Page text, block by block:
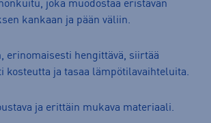
joka muodostaa eristävän
kankaan ja pään väliin.
erinomaisesti hengittävä, siirtää
kosteutta ja tasaa lämpötilavaihteluita.
ja erittäin mukava materiaali.